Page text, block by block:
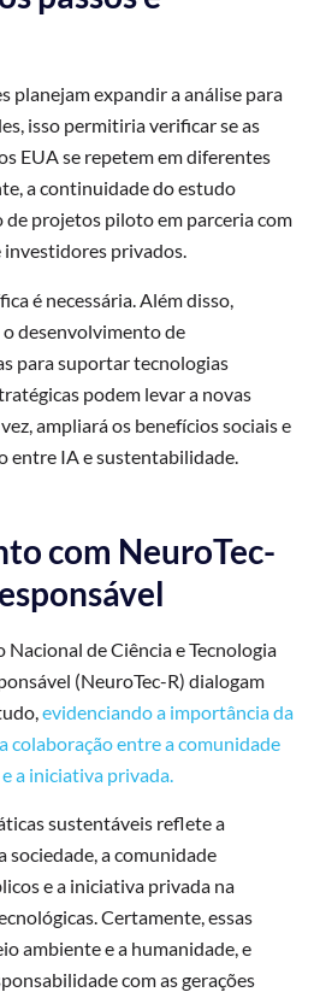
planejam expandir a análise para
isso permitiria verificar se as
EUA se repetem em diferentes
a continuidade do estudo
de projetos piloto em parceria com
investidores privados.
é necessária. Além disso,
desenvolvimento de
para suportar tecnologias
podem levar a novas
ampliará os benefícios sociais e
entre IA e sustentabilidade.
com NeuroTec-
de Ciência e Tecnologia
(NeuroTec-R) dialogam
evidenciando a importância da
colaboração entre a comunidade
a iniciativa privada.
sustentáveis reflete a
sociedade, a comunidade
e a iniciativa privada na
Certamente, essas
ambiente e a humanidade, e
com as gerações